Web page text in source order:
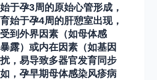
于孕3周的原始心管形成，
始于孕4周的肝憩室出现，
到外界因素（如母体感
露）或内在因素（如基因
，易导致多器官发育同步
，孕早期母体感染风疹病